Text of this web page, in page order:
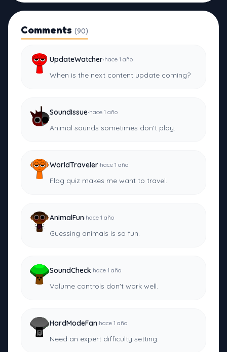
Comments (90)
UpdateWatcher·hace 1 año
When is the next content update coming?
SoundIssue·hace 1 año
Animal sounds sometimes don't play.
WorldTraveler·hace 1 año
Flag quiz makes me want to travel.
AnimalFun·hace 1 año
Guessing animals is so fun.
SoundCheck·hace 1 año
Volume controls don't work well.
HardModeFan·hace 1 año
Need an expert difficulty setting.